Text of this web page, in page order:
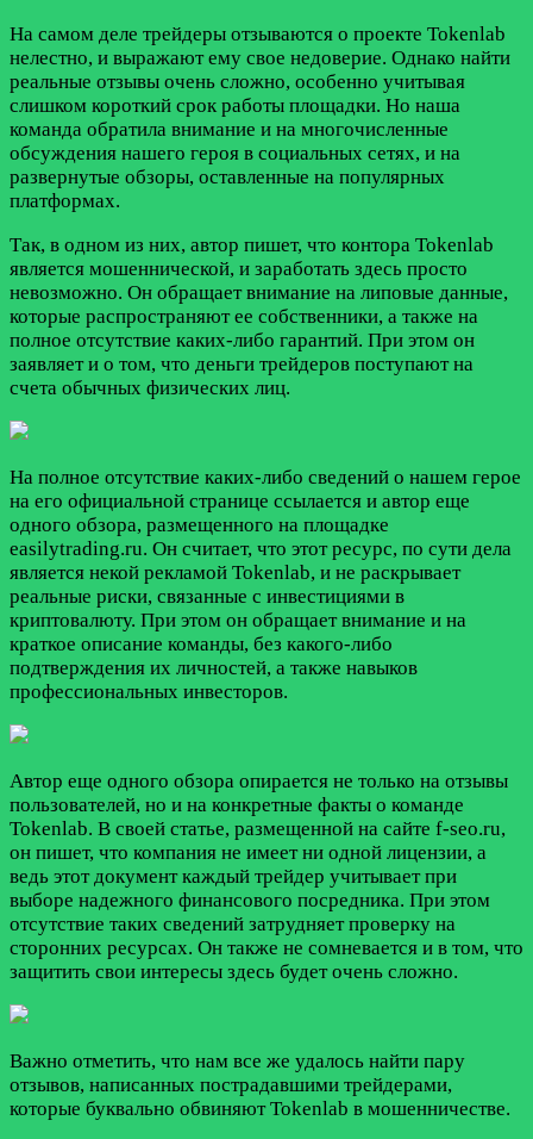
На самом деле трейдеры отзываются о проекте Tokenlab
нелестно, и выражают ему свое недоверие. Однако найти
реальные отзывы очень сложно, особенно учитывая
слишком короткий срок работы площадки. Но наша
команда обратила внимание и на многочисленные
обсуждения нашего героя в социальных сетях, и на
развернутые обзоры, оставленные на популярных
платформах.
Так, в одном из них, автор пишет, что контора Tokenlab
является мошеннической, и заработать здесь просто
невозможно. Он обращает внимание на липовые данные,
которые распространяют ее собственники, а также на
полное отсутствие каких-либо гарантий. При этом он
заявляет и о том, что деньги трейдеров поступают на
счета обычных физических лиц.
На полное отсутствие каких-либо сведений о нашем герое
на его официальной странице ссылается и автор еще
одного обзора, размещенного на площадке
easilytrading.ru. Он считает, что этот ресурс, по сути дела
является некой рекламой Tokenlab, и не раскрывает
реальные риски, связанные с инвестициями в
криптовалюту. При этом он обращает внимание и на
краткое описание команды, без какого-либо
подтверждения их личностей, а также навыков
профессиональных инвесторов.
Автор еще одного обзора опирается не только на отзывы
пользователей, но и на конкретные факты о команде
Tokenlab. В своей статье, размещенной на сайте f-seo.ru,
он пишет, что компания не имеет ни одной лицензии, а
ведь этот документ каждый трейдер учитывает при
выборе надежного финансового посредника. При этом
отсутствие таких сведений затрудняет проверку на
сторонних ресурсах. Он также не сомневается и в том, что
защитить свои интересы здесь будет очень сложно.
Важно отметить, что нам все же удалось найти пару
отзывов, написанных пострадавшими трейдерами,
которые буквально обвиняют Tokenlab в мошенничестве.